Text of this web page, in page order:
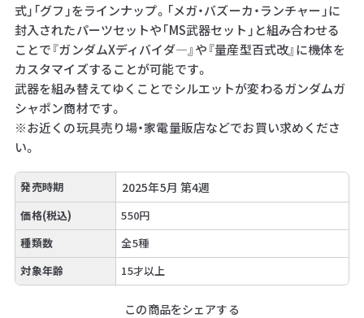
式」「グフ」をラインナップ。「メガ・バズーカ・ランチャー」に
封入されたパーツセットや「MS武器セット」と組み合わせる
ことで『ガンダムXディバイダ―』や『量産型百式改』に機体を
カスタマイズすることが可能です。
武器を組み替えてゆくことでシルエットが変わるガンダムガ
シャポン商材です。
※お近くの玩具売り場・家電量販店などでお買い求めくださ
い。
発売時期 2025年5月 第4週
価格(税込)
550円
種類数
全5種
対象年齢
15才以上
この商品をシェアする